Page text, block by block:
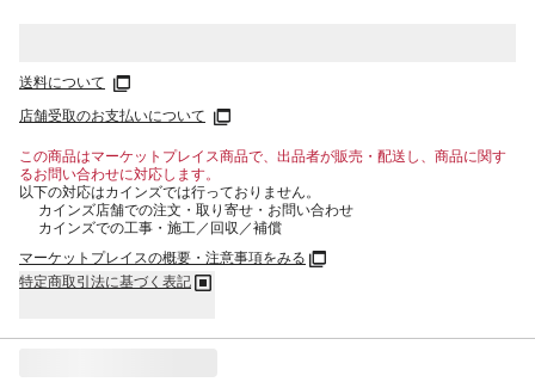
送料について
店舗受取のお支払いについて
この商品はマーケットプレイス商品で、出品者が販売・配送し、商品に関す
るお問い合わせに対応します。
以下の対応はカインズでは行っておりません。
カインズ店舗での注文・取り寄せ・お問い合わせ
カインズでの工事・施工／回収／補償
マーケットプレイスの概要・注意事項をみる
特定商取引法に基づく表記